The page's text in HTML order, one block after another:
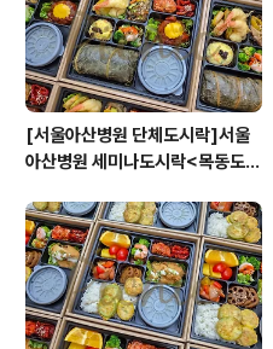
[서울아산병원 단체도시락]서울
아산병원 세미나도시락<목동도시
원스피크닉>